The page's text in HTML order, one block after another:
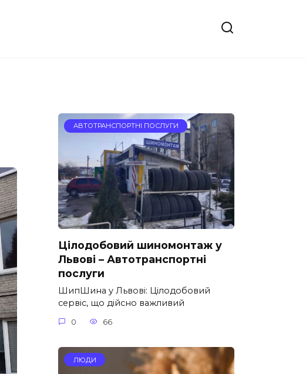
АВТОТРАНСПОРТНІ ПОСЛУГИ
Цілодобовий шиномонтаж у
Львові – Автотранспортні
послуги
ШипШина у Львові: Цілодобовий
сервіс, що дійсно важливий
0 66
ЛЮДИ